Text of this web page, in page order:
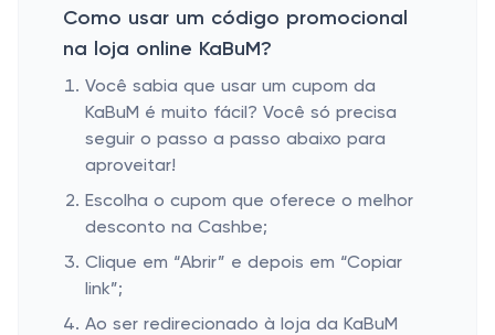
Como usar um código promocional
na loja online KaBuM?
Você sabia que usar um cupom da
KaBuM é muito fácil? Você só precisa
seguir o passo a passo abaixo para
aproveitar!
Escolha o cupom que oferece o melhor
desconto na Cashbe;
Clique em “Abrir” e depois em “Copiar
link”;
Ao ser redirecionado à loja da KaBuM